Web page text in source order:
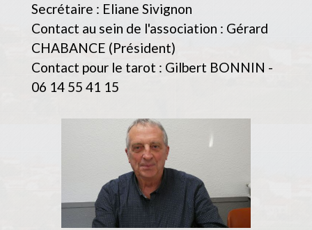
Secrétaire : Eliane Sivignon
Contact au sein de l'association : Gérard
CHABANCE (Président)
Contact pour le tarot : Gilbert BONNIN -
06 14 55 41 15